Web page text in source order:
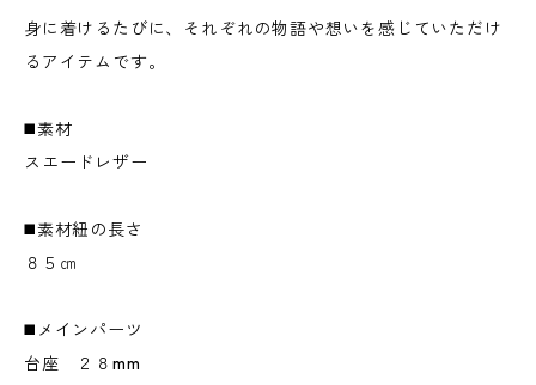
身に着けるたびに、それぞれの物語や想いを感じていただけ
るアイテムです。
◼️素材
スエードレザー
◼️素材紐の長さ
８５㎝
◼️メインパーツ
台座 ２８mm